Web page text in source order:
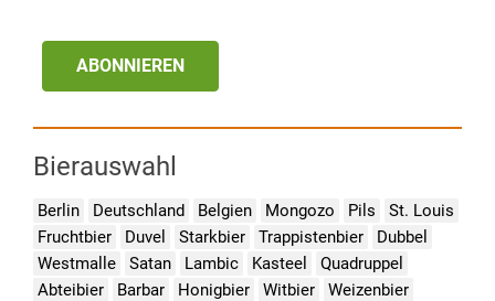
ABONNIEREN
Bierauswahl
Berlin Deutschland Belgien Mongozo Pils
St. Louis
Fruchtbier
Duvel Starkbier Trappistenbier
Dubbel
Westmalle
Satan Lambic Kasteel
Quadruppel
Abteibier
Barbar Honigbier Witbier
Weizenbier